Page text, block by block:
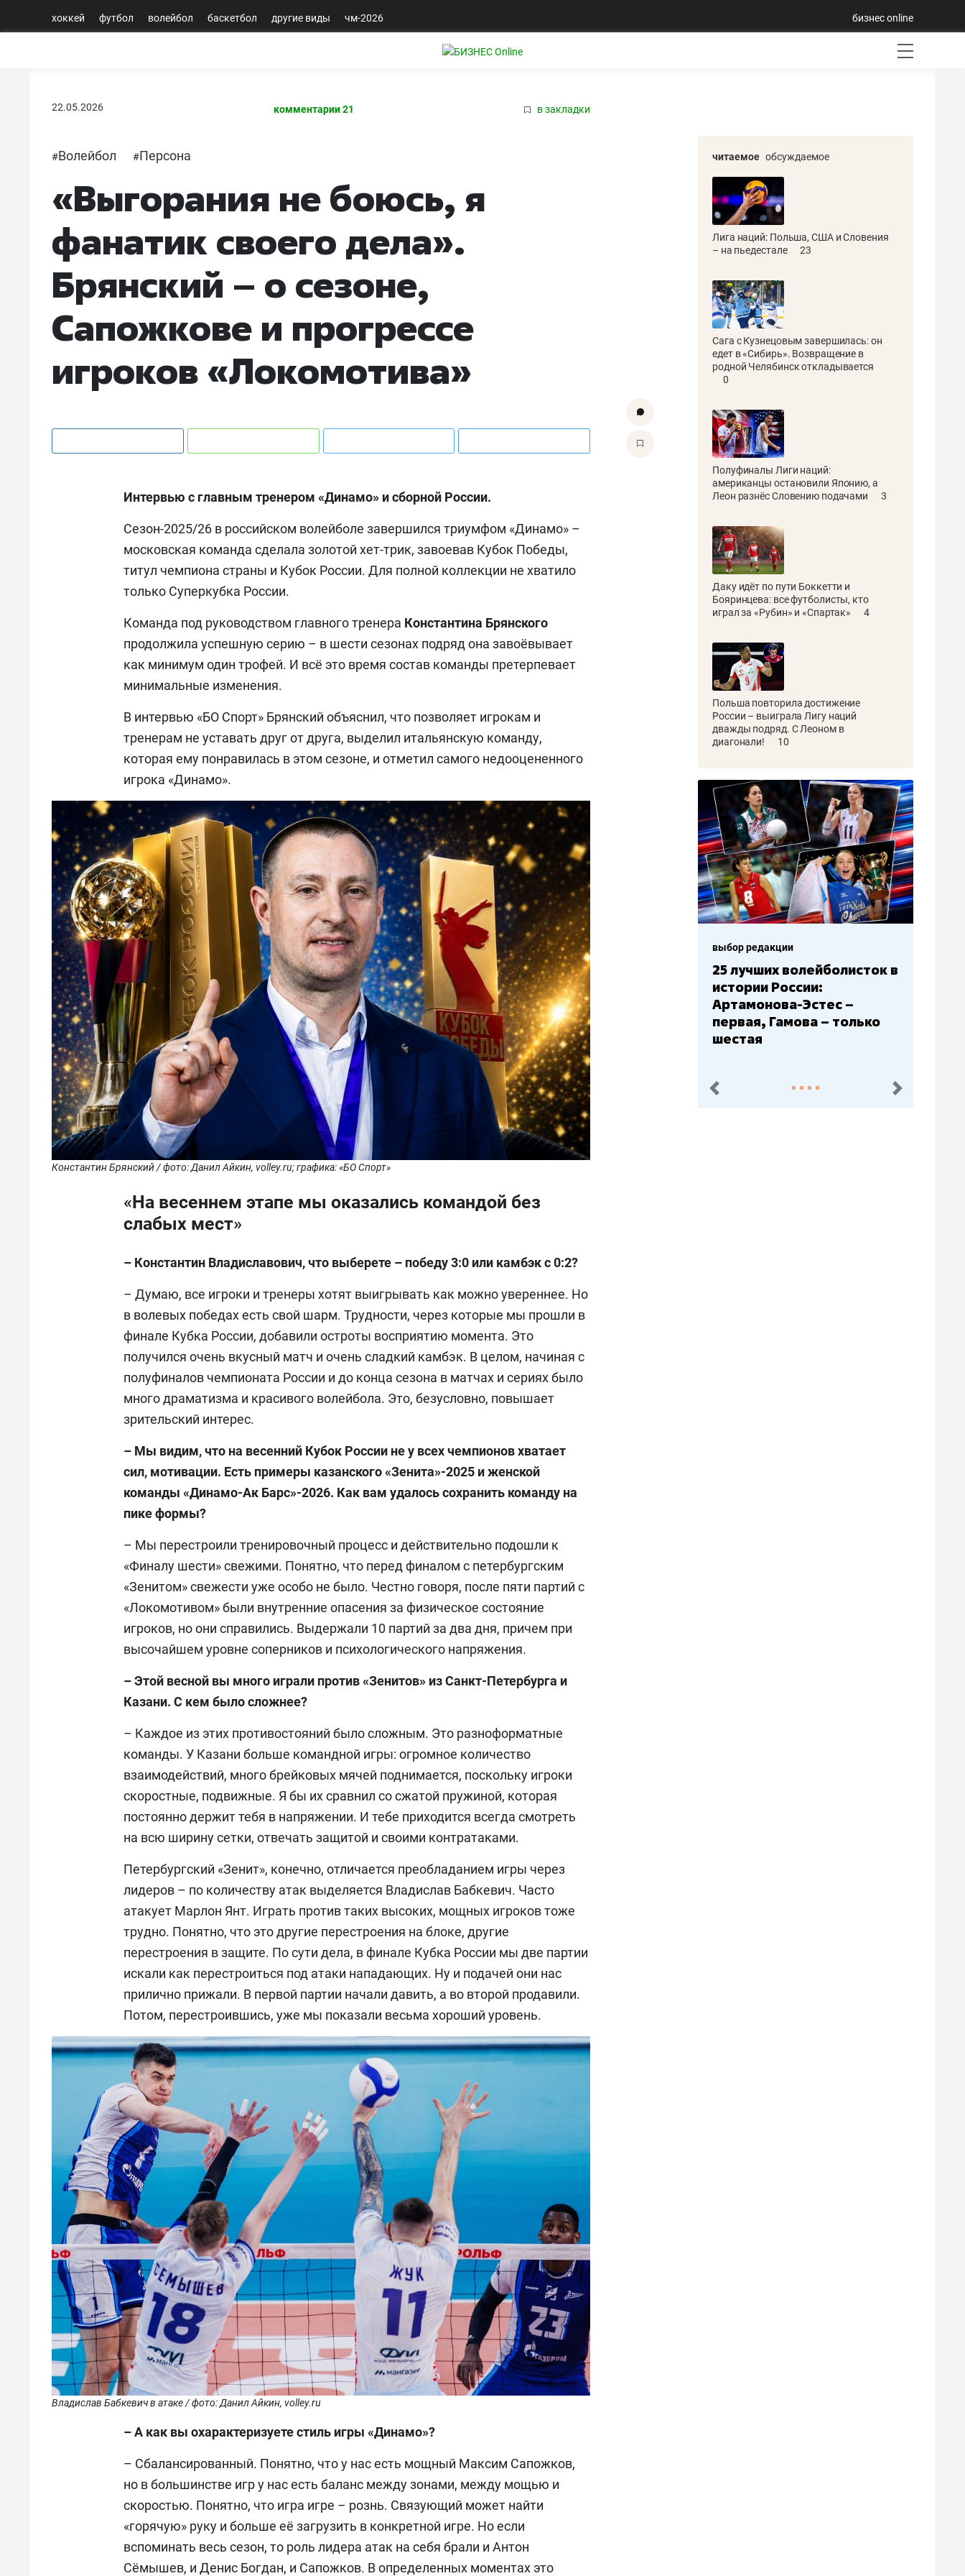
хоккей футбол волейбол баскетбол другие виды чм-2026 бизнес online
22.05.2026 комментарии 21 в закладки
#Волейбол #Персона
«Выгорания не боюсь, я
фанатик своего дела».
Брянский – о сезоне,
Сапожкове и прогрессе
игроков «Локомотива»
Интервью с главным тренером «Динамо» и сборной России.
Сезон-2025/26 в российском волейболе завершился триумфом «Динамо» –
московская команда сделала золотой хет-трик, завоевав Кубок Победы,
титул чемпиона страны и Кубок России. Для полной коллекции не хватило
только Суперкубка России.
Команда под руководством главного тренера Константина Брянского
продолжила успешную серию – в шести сезонах подряд она завоёвывает
как минимум один трофей. И всё это время состав команды претерпевает
минимальные изменения.
В интервью «БО Спорт» Брянский объяснил, что позволяет игрокам и
тренерам не уставать друг от друга, выделил итальянскую команду,
которая ему понравилась в этом сезоне, и отметил самого недооцененного
игрока «Динамо».
Константин Брянский / фото: Данил Айкин, volley.ru; графика: «БО Спорт»
«На весеннем этапе мы оказались командой без
слабых мест»
– Константин Владиславович, что выберете – победу 3:0 или камбэк с 0:2?
– Думаю, все игроки и тренеры хотят выигрывать как можно увереннее. Но
в волевых победах есть свой шарм. Трудности, через которые мы прошли в
финале Кубка России, добавили остроты восприятию момента. Это
получился очень вкусный матч и очень сладкий камбэк. В целом, начиная с
полуфиналов чемпионата России и до конца сезона в матчах и сериях было
много драматизма и красивого волейбола. Это, безусловно, повышает
зрительский интерес.
– Мы видим, что на весенний Кубок России не у всех чемпионов хватает
сил, мотивации. Есть примеры казанского «Зенита»-2025 и женской
команды «Динамо-Ак Барс»-2026. Как вам удалось сохранить команду на
пике формы?
– Мы перестроили тренировочный процесс и действительно подошли к
«Финалу шести» свежими. Понятно, что перед финалом с петербургским
«Зенитом» свежести уже особо не было. Честно говоря, после пяти партий с
«Локомотивом» были внутренние опасения за физическое состояние
игроков, но они справились. Выдержали 10 партий за два дня, причем при
высочайшем уровне соперников и психологического напряжения.
– Этой весной вы много играли против «Зенитов» из Санкт-Петербурга и
Казани. С кем было сложнее?
– Каждое из этих противостояний было сложным. Это разноформатные
команды. У Казани больше командной игры: огромное количество
взаимодействий, много брейковых мячей поднимается, поскольку игроки
скоростные, подвижные. Я бы их сравнил со сжатой пружиной, которая
постоянно держит тебя в напряжении. И тебе приходится всегда смотреть
на всю ширину сетки, отвечать защитой и своими контратаками.
Петербургский «Зенит», конечно, отличается преобладанием игры через
лидеров – по количеству атак выделяется Владислав Бабкевич. Часто
атакует Марлон Янт. Играть против таких высоких, мощных игроков тоже
трудно. Понятно, что это другие перестроения на блоке, другие
перестроения в защите. По сути дела, в финале Кубка России мы две партии
искали как перестроиться под атаки нападающих. Ну и подачей они нас
прилично прижали. В первой партии начали давить, а во второй продавили.
Потом, перестроившись, уже мы показали весьма хороший уровень.
Владислав Бабкевич в атаке / фото: Данил Айкин, volley.ru
– А как вы охарактеризуете стиль игры «Динамо»?
– Сбалансированный. Понятно, что у нас есть мощный Максим Сапожков,
но в большинстве игр у нас есть баланс между зонами, между мощью и
скоростью. Понятно, что игра игре – рознь. Связующий может найти
«горячую» руку и больше её загрузить в конкретной игре. Но если
вспоминать весь сезон, то роль лидера атак на себя брали и Антон
Сёмышев, и Денис Богдан, и Сапожков. В определенных моментах это
читаемое обсуждаемое
Лига наций: Польша, США и Словения
– на пьедестале
23
Сага с Кузнецовым завершилась: он
едет в «Сибирь». Возвращение в
родной Челябинск откладывается
0
Полуфиналы Лиги наций:
американцы остановили Японию, а
Леон разнёс Словению подачами
3
Даку идёт по пути Боккетти и
Бояринцева: все футболисты, кто
играл за «Рубин» и «Спартак»
4
Польша повторила достижение
России – выиграла Лигу наций
дважды подряд. С Леоном в
диагонали!
10
выбор редакции
Бюджеты клубов КХЛ: СКА
– главный мажор, «Ак
Барс» – второй, «Салават
Юлаев» – середняк
пред. след.